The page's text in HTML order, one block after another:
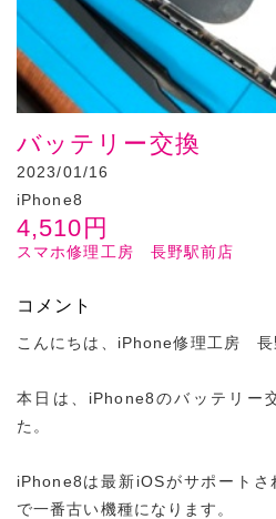
バッテリー交換
2023/01/16
iPhone8
4,510 円
スマホ修理工房 長野駅前店
コメント
こんにちは、iPhone修理工房 長
本日は、iPhone8のバッテリー
た。
iPhone8は最新iOSがサポートさ
で一番古い機種になります。